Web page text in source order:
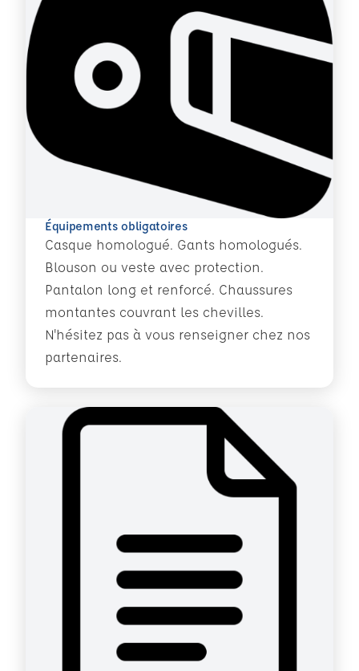
Équipements obligatoires
Casque homologué. Gants homologués.
Blouson ou veste avec protection.
Pantalon long et renforcé. Chaussures
montantes couvrant les chevilles.
N'hésitez pas à vous renseigner chez nos
partenaires.